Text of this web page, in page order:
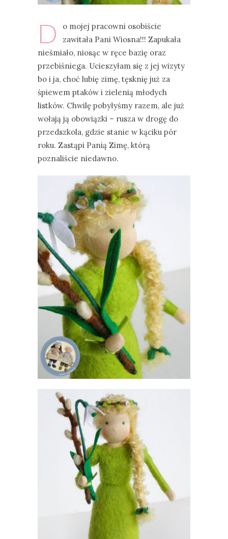
D
o mojej pracowni osobiście
zawitała Pani Wiosna!!! Zapukała
nieśmiało, niosąc w ręce bazię oraz
przebiśniega. Ucieszyłam się z jej wizyty
bo i ja, choć lubię zimę, tęsknię już za
śpiewem ptaków i zielenią młodych
listków. Chwilę pobyłyśmy razem, ale już
wołają ją obowiązki – rusza w drogę do
przedszkola, gdzie stanie w kąciku pór
roku. Zastąpi Panią Zimę, którą
poznaliście niedawno.